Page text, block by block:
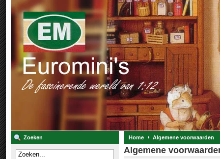
Zoeken Home Algemene voorwaarden
Algemene